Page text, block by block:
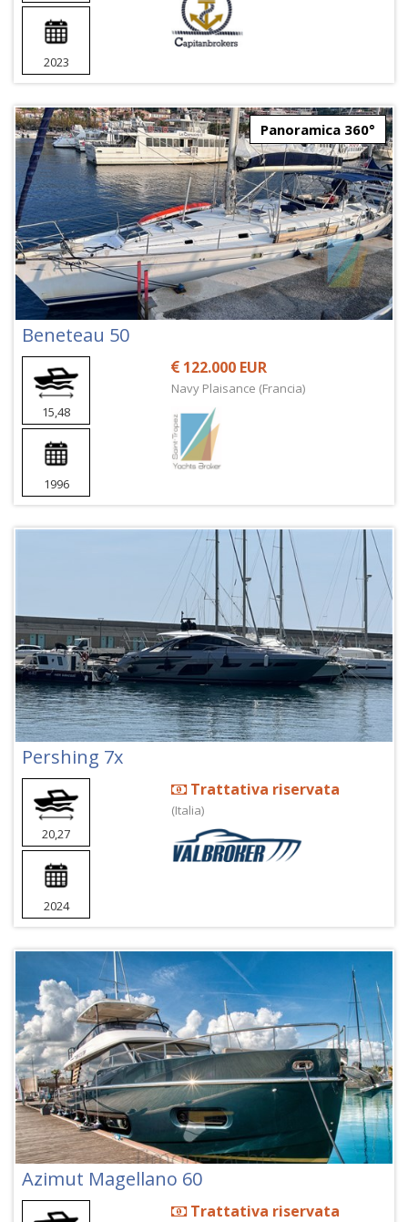
2023
Panoramica 360°
Beneteau 50
15,48
1996
122.000 EUR
Navy Plaisance (Francia)
Pershing 7x
20,27
2024
Trattativa riservata
(Italia)
Azimut Magellano 60
Trattativa riservata